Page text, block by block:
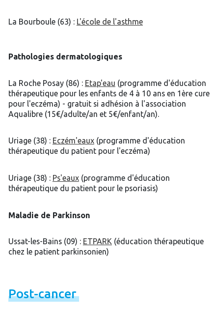
La Bourboule (63) : L'école de l'asthme
Pathologies dermatologiques
La Roche Posay (86) : Etap'eau (programme d'éducation
thérapeutique pour les enfants de 4 à 10 ans en 1ère cure
pour l'eczéma) - gratuit si adhésion à l'association
Aqualibre (15€/adulte/an et 5€/enfant/an).
Uriage (38) : Eczém'eaux(programme d'éducation
thérapeutique du patient pour l'eczéma)
Uriage (38) : Ps'eaux(programme d'éducation
thérapeutique du patient pour le psoriasis)
Maladie de Parkinson
Ussat-les-Bains (09) : ETPARK (éducation thérapeutique
chez le patient parkinsonien)
Post-cancer